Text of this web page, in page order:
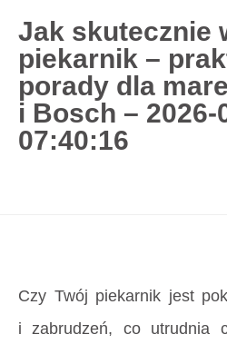
727 775
blisco.pl › Poradnik › Jak
piekarnik – praktyczne
i Bosch – 2026-01-03
Jak skutecznie
piekarnik –
porady dla
i Bosch – 2026-
07:40:16
Czy Twój piekarnik jest
i zabrudzeń, co utrudnia